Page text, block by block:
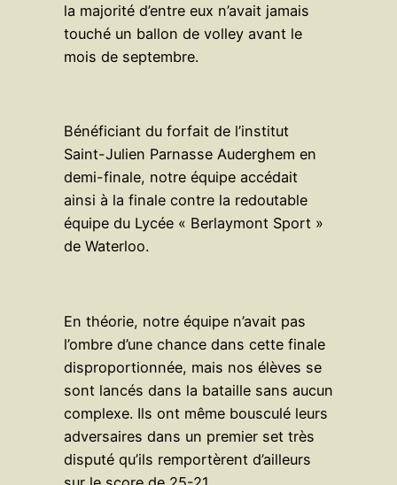
la majorité d’entre eux n’avait jamais
touché un ballon de volley avant le
mois de septembre.
Bénéficiant du forfait de l’institut
Saint-Julien Parnasse Auderghem en
demi-finale, notre équipe accédait
ainsi à la finale contre la redoutable
équipe du Lycée « Berlaymont Sport »
de Waterloo.
En théorie, notre équipe n’avait pas
l’ombre d’une chance dans cette finale
disproportionnée, mais nos élèves se
sont lancés dans la bataille sans aucun
complexe. Ils ont même bousculé leurs
adversaires dans un premier set très
disputé qu’ils remportèrent d’ailleurs